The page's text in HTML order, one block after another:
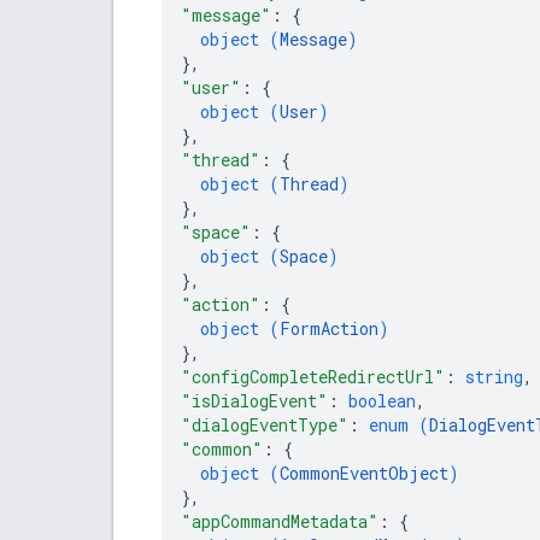
"message" : {
object (Message)
},
"user" : {
object (User)
},
"thread" : {
object (Thread)
},
"space" : {
object (Space)
},
"action" : {
object (FormAction)
},
"configCompleteRedirectUrl" : string,
"isDialogEvent" : boolean,
"dialogEventType" : enum (
"common" : {
object (CommonEventObject)
},
"appCommandMetadata" : {